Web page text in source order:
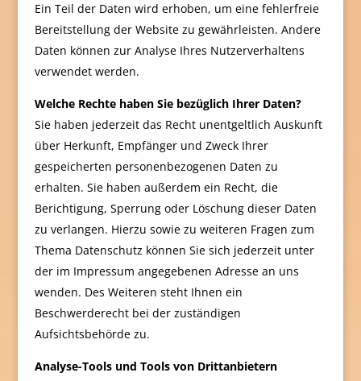
Ein Teil der Daten wird erhoben, um eine fehlerfreie
Bereitstellung der Website zu gewährleisten. Andere
Daten können zur Analyse Ihres Nutzerverhaltens
verwendet werden.
Welche Rechte haben Sie bezüglich Ihrer Daten?
Sie haben jederzeit das Recht unentgeltlich Auskunft
über Herkunft, Empfänger und Zweck Ihrer
gespeicherten personenbezogenen Daten zu
erhalten. Sie haben außerdem ein Recht, die
Berichtigung, Sperrung oder Löschung dieser Daten
zu verlangen. Hierzu sowie zu weiteren Fragen zum
Thema Datenschutz können Sie sich jederzeit unter
der im Impressum angegebenen Adresse an uns
wenden. Des Weiteren steht Ihnen ein
Beschwerderecht bei der zuständigen
Aufsichtsbehörde zu.
Analyse-Tools und Tools von Drittanbietern